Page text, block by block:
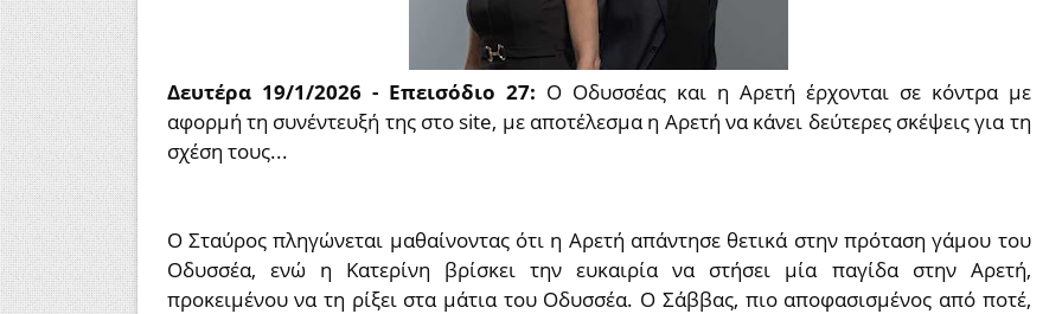
Δευτέρα 19/1/2026 - Επεισόδιο 27: Ο Οδυσσέας και η Αρετή έρχονται σε κόντρα με
αφορμή τη συνέντευξή της στο site, με αποτέλεσμα η Αρετή να κάνει δεύτερες σκέψεις για τη
σχέση τους...
Ο Σταύρος πληγώνεται μαθαίνοντας ότι η Αρετή απάντησε θετικά στην πρόταση γάμου του
Οδυσσέα, ενώ η Κατερίνη βρίσκει την ευκαιρία να στήσει μία παγίδα στην Αρετή,
προκειμένου να τη ρίξει στα μάτια του Οδυσσέα. Ο Σάββας, πιο αποφασισμένος από ποτέ,